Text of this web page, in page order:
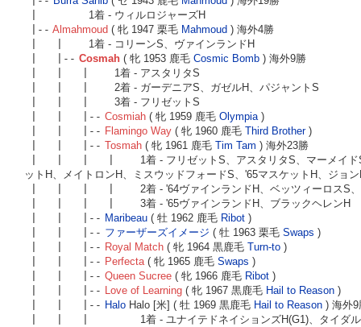
1着 - ウィルロジャーズH
|-- Almahmoud ( 牝 1947 栗毛 Mahmoud ) 海外4勝
1着 - コリーンS、ヴァインランドH
| |-- Cosmah ( 牝 1953 鹿毛 Cosmic Bomb ) 海外9勝
1着 - アスタリタS
2着 - ガーデニアS、ガゼルH、パジャントS
3着 - フリゼットS
| | |-- Cosmiah ( 牝 1959 鹿毛 Olympia)
| | |-- Flamingo Way ( 牝 1960 鹿毛 Third Brother)
| | |-- Tosmah ( 牝 1961 鹿毛 Tim Tam ) 海外23勝
1着 - フリゼットS、アスタリタS、マーメイ
ットH、メイトロンH、ミスウッドフォードS、'65マスケットH、ジョ
2着 - '64ヴァインランドH、ベッツィーロスS
3着 - '65ヴァインランドH、ブラックヘレンH
| | |-- Maribeau ( 牡 1962 鹿毛 Ribot )
| | |-- ファーザーズイメージ ( 牡 1963 栗毛 Swaps )
| | |-- Royal Match ( 牝 1964 黒鹿毛 Turn-to )
| | |-- Perfecta( 牝 1965 鹿毛 Swaps )
| | |-- Queen Sucree ( 牝 1966 鹿毛 Ribot )
| | |-- Love of Learning ( 牝 1967 黒鹿毛 Hail to Reason )
| | |-- Halo Halo [米] ( 牡 1969 黒鹿毛 Hail to Reason ) 海外9
1着 - ユナイテドネイションズH(G1)、タイダ